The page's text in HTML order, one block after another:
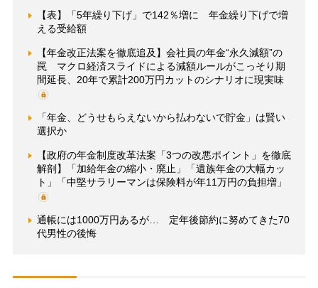
【表】「5年繰り下げ」で142％増に 年金繰り下げで増
える受給額
【年金改正法案を徹底追及】会社員の年金“永久減額”の
罠 マクロ経済スライドによる減額ルールがこっそり期
間延長、20年で累計200万円カットのシナリオに現実味
「年金、どうせもらえないから払わないで貯金」は賢い
選択か
【政府の年金制度改革法案「3つの改悪ポイント」を徹底
解剖】「加給年金の縮小・廃止」「遺族年金の大幅カッ
ト」「中堅サラリーマンは保険料が年11万円の負担増」
通帳には1000万円あるが… 定年後節約に努めてきた70
代男性の後悔